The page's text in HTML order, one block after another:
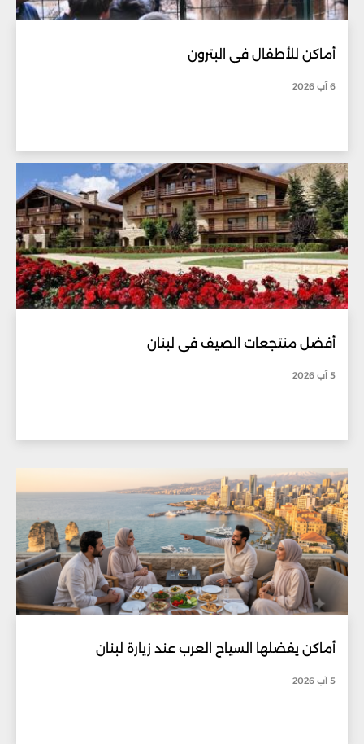
أماكن للأطفال في البترون
6 آب 2026
أفضل منتجعات الصيف في لبنان
5 آب 2026
أماكن يفضلها السياح العرب عند زيارة لبنان
5 آب 2026